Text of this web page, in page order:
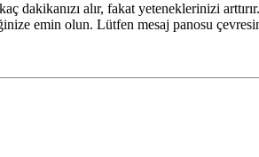
dakikanızı alır, fakat yeteneklerinizi
emin olun. Lütfen mesaj panosu